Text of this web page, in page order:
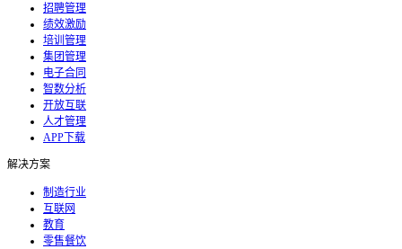
招聘管理
绩效激励
培训管理
集团管理
电子合同
智数分析
开放互联
人才管理
APP下载
解决方案
制造行业
互联网
教育
零售餐饮